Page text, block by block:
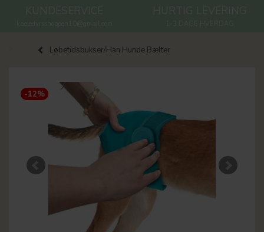
Løbetidsbukser/Han Hunde Bælter
-12%